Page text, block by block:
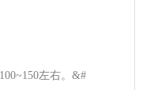
左右。&#